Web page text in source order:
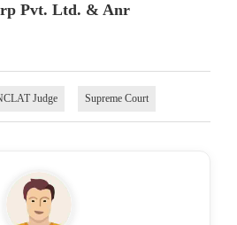
Pvt. Ltd. & Anr
Judge Supreme Court